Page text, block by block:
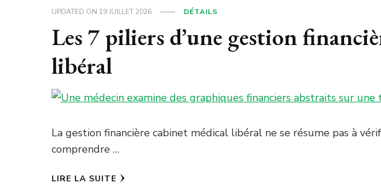
UPDATED ON 19 JUILLET 2026 DÉTAILS
Les 7 piliers d’une gestion
libéral
La gestion financière cabinet médical libéral ne se résume pas à
comprendre …
LIRE LA SUITE